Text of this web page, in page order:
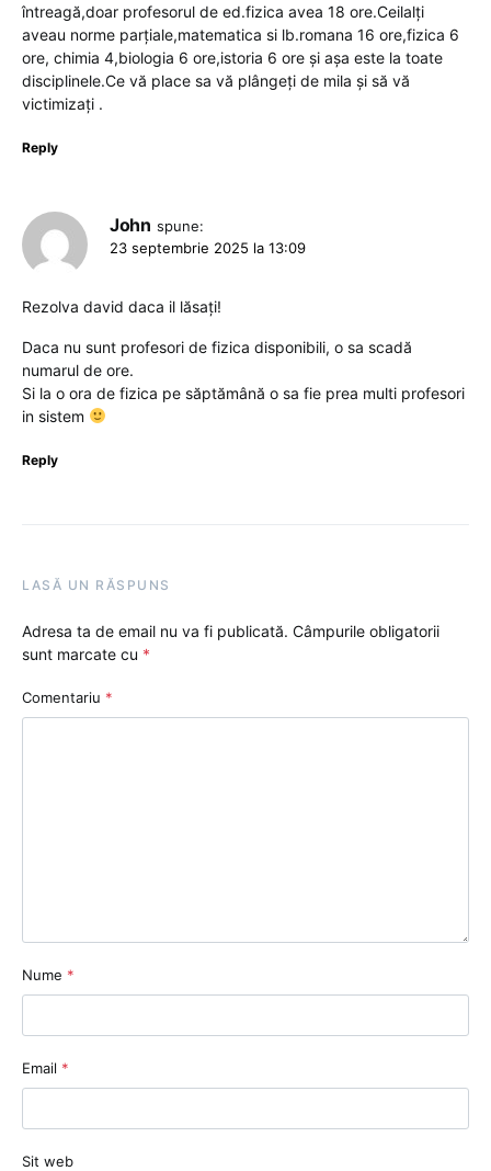
întreagă,doar profesorul de ed.fizica avea 18 ore.Ceilalți
aveau norme parțiale,matematica si lb.romana 16 ore,fizica 6
ore, chimia 4,biologia 6 ore,istoria 6 ore și așa este la toate
disciplinele.Ce vă place sa vă plângeți de mila și să vă
victimizați .
Reply
John spune:
23 septembrie 2025 la 13:09
Rezolva david daca il lăsați!
Daca nu sunt profesori de fizica disponibili, o sa scadă
numarul de ore.
Si la o ora de fizica pe săptămână o sa fie prea multi profesori
in sistem
Reply
LASĂ UN RĂSPUNS
Adresa ta de email nu va fi publicată. Câmpurile obligatorii
sunt marcate cu *
Comentariu *
Nume *
Email *
Sit web